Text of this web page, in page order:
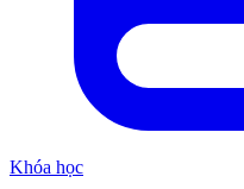
Khóa học